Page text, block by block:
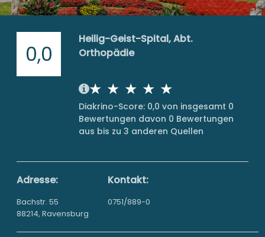
0,0
Heilig-Geist-Spital, Abt.
Orthopädie
Diakrino-Score: 0,0 von insgesamt 0
Bewertungen davon 0 Bewertungen
aus bis zu 3 anderen Quellen
Adresse:
Bachstr. 55
88214, Ravensburg
Kontakt:
0751/889-0